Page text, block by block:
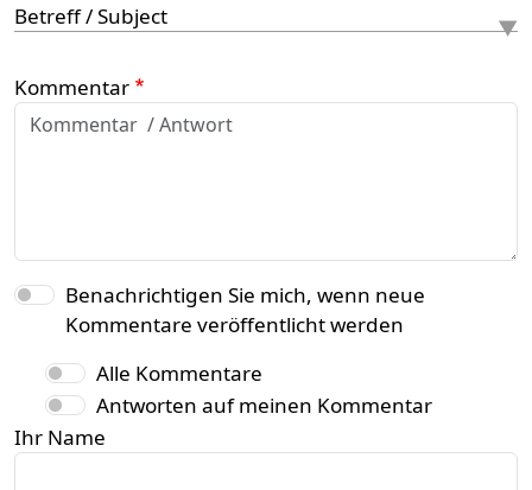
Betreff / Subject
Kommentar
Benachrichtigen Sie mich, wenn neue
Kommentare veröffentlicht werden
Alle Kommentare
Antworten auf meinen Kommentar
Ihr Name